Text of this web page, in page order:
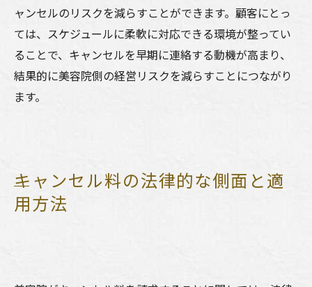
ャンセルのリスクを減らすことができます。顧客にとっ
ては、スケジュールに柔軟に対応できる環境が整ってい
ることで、キャンセルを早期に連絡する動機が高まり、
結果的に美容院側の経営リスクを減らすことにつながり
ます。
キャンセル料の法律的な側面と適
用方法